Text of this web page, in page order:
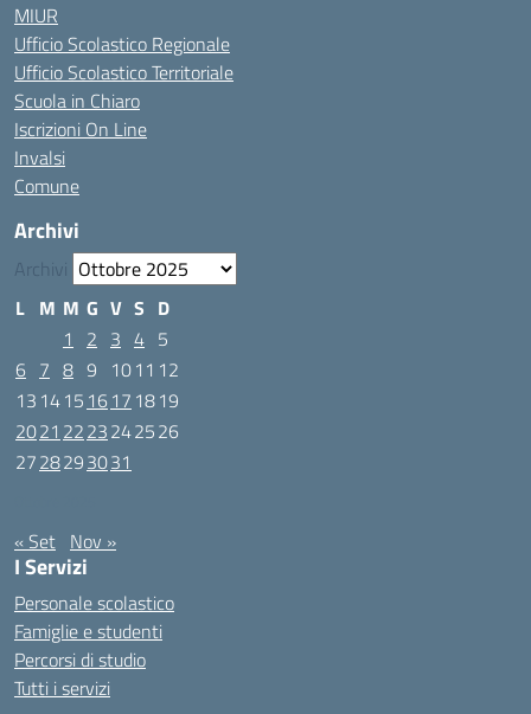
MIUR
Ufficio Scolastico Regionale
Ufficio Scolastico Territoriale
Scuola in Chiaro
Iscrizioni On Line
Invalsi
Comune
Archivi
Archivi
L M M G V S D
1
2 3 4 5
6 7 8 9 1011 12
13 1415 1617 1819
2021 2223242526
2728293031
« Set Nov »
I Servizi
Personale scolastico
Famiglie e studenti
Percorsi di studio
Tutti i servizi